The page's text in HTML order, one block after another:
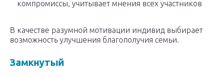
компромиссы, учитывает мнения всех участников
В качестве разумной мотивации индивид выбирает
возможность улучшения благополучия семьи.
Замкнутый